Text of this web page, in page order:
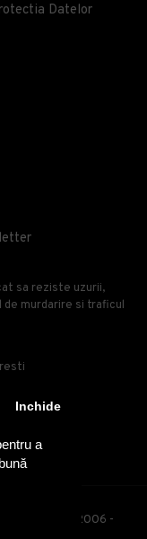
a
Inchide
Datelor
sa reziste uzurii,
murdarire si traficul
rezervate. 2006 -